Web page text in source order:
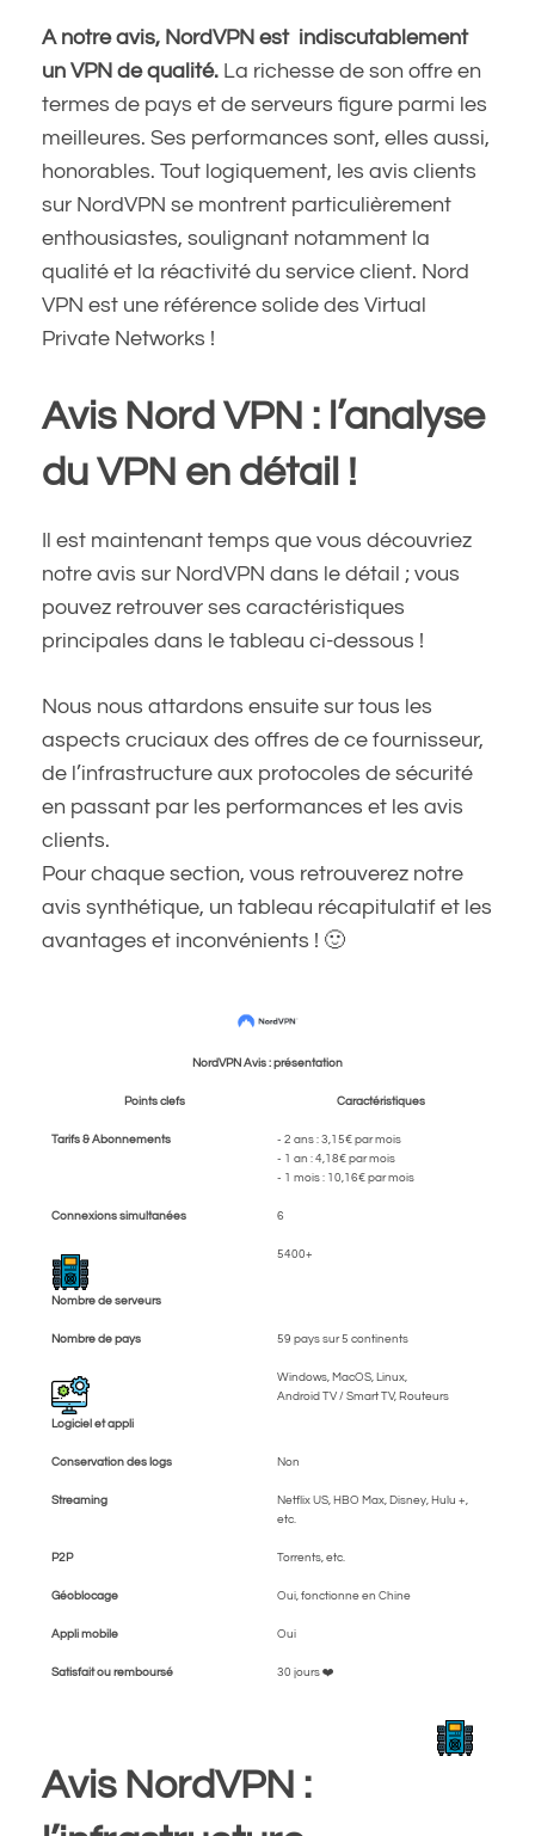
A notre avis, NordVPN est indiscutablement
un VPN de qualité. La richesse de son offre en
termes de pays et de serveurs figure parmi les
meilleures. Ses performances sont, elles aussi,
honorables. Tout logiquement, les avis clients
sur NordVPN se montrent particulièrement
enthousiastes, soulignant notamment la
qualité et la réactivité du service client. Nord
VPN est une référence solide des Virtual
Private Networks !
Avis Nord VPN : l’analyse
du VPN en détail !
Il est maintenant temps que vous découvriez
notre avis sur NordVPN dans le détail ; vous
pouvez retrouver ses caractéristiques
principales dans le tableau ci-dessous !
Nous nous attardons ensuite sur tous les
aspects cruciaux des offres de ce fournisseur,
de l’infrastructure aux protocoles de sécurité
en passant par les performances et les avis
clients.
Pour chaque section, vous retrouverez notre
avis synthétique, un tableau récapitulatif et les
avantages et inconvénients ! 🙂
NordVPN Avis : présentation
Points clefs Caractéristiques
Tarifs & Abonnements
- 2 ans : 3,15€ par mois
- 1 an : 4,18€ par mois
- 1 mois : 10,16€ par mois
Connexions simultanées 6
Nombre de serveurs
5400+
Nombre de pays 59 pays sur 5 continents
Logiciel et appli
Windows, MacOS, Linux,
Android TV / Smart TV, Routeurs
Conservation des logs Non
Streaming
Netflix US, HBO Max, Disney, Hulu +,
etc.
P2P Torrents, etc.
Géoblocage Oui, fonctionne en Chine
Appli mobile Oui
Satisfait ou remboursé 30 jours ❤️
Avis NordVPN :